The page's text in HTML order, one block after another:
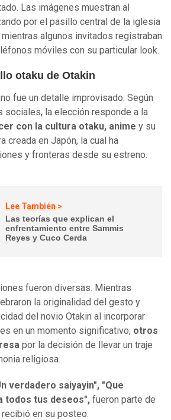
Las imágenes muestran al
por el pasillo central de la iglesia
algunos invitados registraban
móviles con su particular look.
otaku de Otakin
fue un detalle improvisado. Según
sociales, la elección responde a la
con la cultura otaku, anime y su
creada en Japón, la cual ha
y fronteras desde su estreno.
Lee También >
Las teorías que explican el
enfrentamiento entre Sammis
Reyes y Cuco Cerda
fueron diversas. Mientras
la originalidad del gesto y
del novio Otakin al incorporar
en un momento significativo, otros
por la decisión de llevar un traje
religiosa.
verdadero saiyayin", "Que
todos tus deseos", fueron parte de
en su posteo.